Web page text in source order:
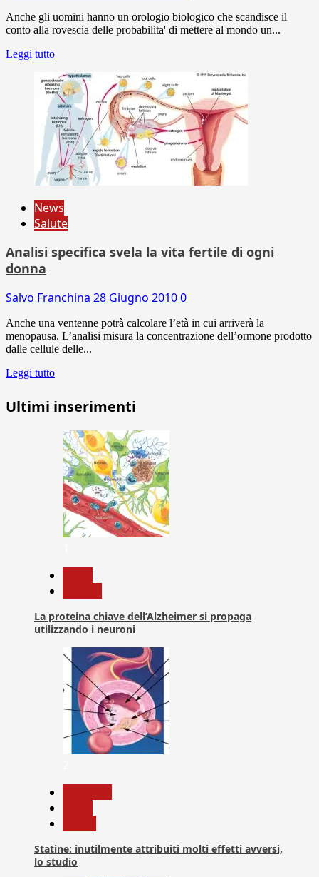
Anche gli uomini hanno un orologio biologico che scandisce il
conto alla rovescia delle probabilita' di mettere al mondo un...
Leggi tutto
News
Salute
Analisi specifica svela la vita fertile di ogni
donna
Salvo Franchina 28 Giugno 20100
Anche una ventenne potrà calcolare l’età in cui arriverà la
menopausa. L’analisi misura la concentrazione dell’ormone prodotto
dalle cellule delle...
Leggi tutto
Ultimi inserimenti
La proteina chiave dell’Alzheimer si propaga
utilizzando i neuroni
Statine: inutilmente attribuiti molti effetti avversi,
lo studio